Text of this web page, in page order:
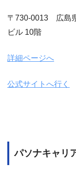
〒730-0013 広島
ビル 10階
詳細ページへ
公式サイトへ行く
パソナキャリ